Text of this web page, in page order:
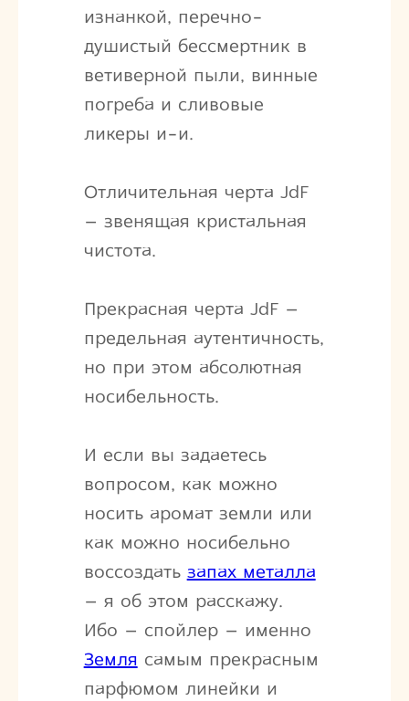
изнанкой, перечно-
душистый бессмертник в
ветиверной пыли, винные
погреба и сливовые
ликеры и-и.
Отличительная черта JdF
– звенящая кристальная
чистота.
Прекрасная черта JdF –
предельная аутентичность,
но при этом абсолютная
носибельность.
И если вы задаетесь
вопросом, как можно
носить аромат земли или
как можно носибельно
воссоздать запах металла
– я об этом расскажу.
Ибо – спойлер – именно
Земля самым прекрасным
парфюмом линейки и